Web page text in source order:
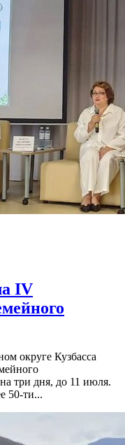
IV
округе Кузбасса
три дня, до 11 июля.
50-ти...